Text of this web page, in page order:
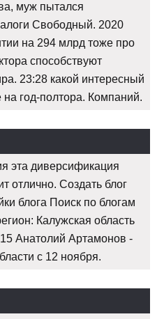
муж пытался
Свободный. 2020
на 294 млрд тоже про
способствуют
23:28 какой интересный
год-полтора. Компаний.
эта диверсификация
отлично. Создать блог
блога Поиск по блогам
Калужская область
Анатолий Артамонов -
с 12 ноября.